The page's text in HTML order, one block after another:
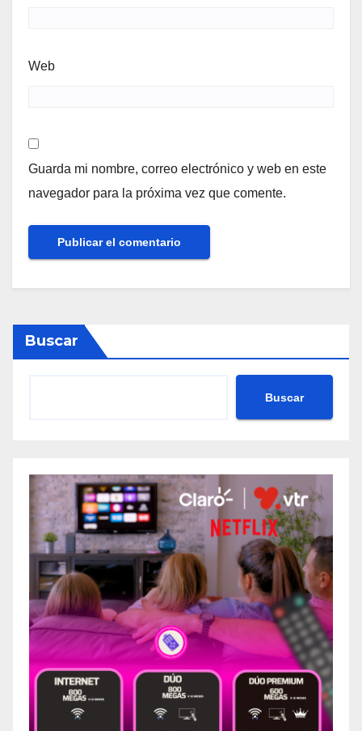
Web
Guarda mi nombre, correo electrónico y web en este
navegador para la próxima vez que comente.
Buscar
Buscar